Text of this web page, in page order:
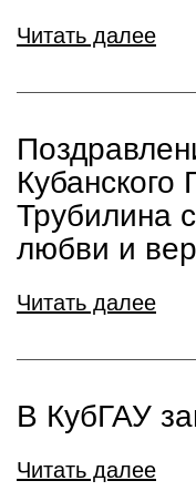
Читать далее
Кубанского
Трубилина
любви и
Читать далее
В КубГАУ
Читать далее